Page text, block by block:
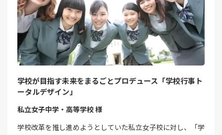
学校が目指す未来をまるごとプロデュース「学校行事ト
ータルデザイン」
私立女子中学・高等学校 様
学校改革を推し進めようとしていた私立女子校に対し、「学